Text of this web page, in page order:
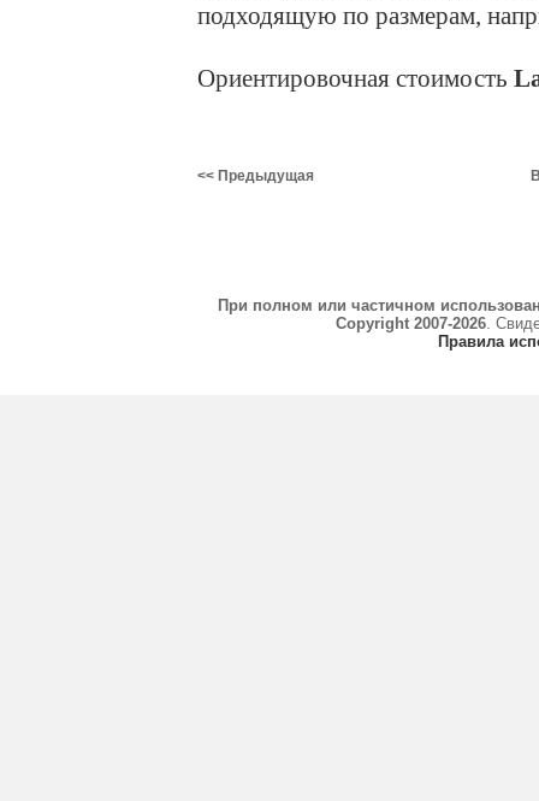
подходящую по размерам,
Ориентировочная стоимость
<< Предыдущая
При полном или частичном
Copyright 2007-2026.
Правила